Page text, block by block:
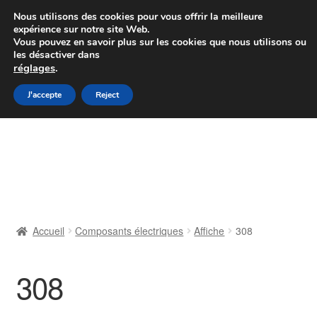
Colissimo livraison à partir de 7 EUR
Du lundi au vendredi de 9 h à 16 h
Aller
à
Aller
au
Livraison
Accueil Composants électriques Affiche 308
308
Nous utilisons des cookies pour vous offrir la meilleure
expérience sur notre site Web.
Vous pouvez en savoir plus sur les cookies que nous utilisons ou
les désactiver dans
réglages.
J'accepte Reject